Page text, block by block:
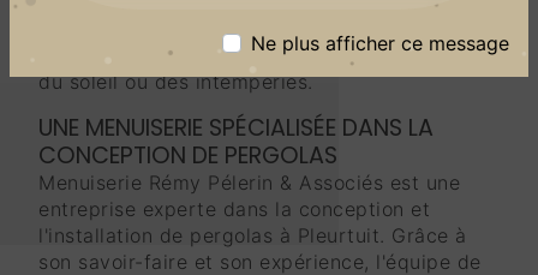
Ne plus afficher ce message
de vie supplémentaires en plein air, idéaux pour
profiter de la belle saison tout en étant protégé
du soleil ou des intempéries.
UNE MENUISERIE SPÉCIALISÉE DANS LA
CONCEPTION DE PERGOLAS
Menuiserie Rémy Pélerin & Associés est une
entreprise experte dans la conception et
l'installation de pergolas à Pleurtuit. Grâce à
son savoir-faire et son expérience, l'équipe de